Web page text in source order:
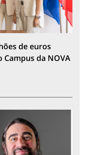
de euros
da NOVA